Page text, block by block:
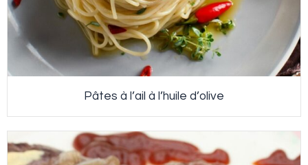
Pâtes à l’ail à l’huile d’olive